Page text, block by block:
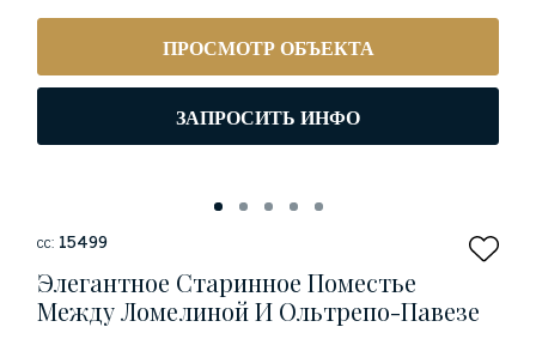
ПРОСМОТР ОБЪЕКТА
ЗАПРОСИТЬ ИНФО
сс: 15499
Элегантное Старинное Поместье
Между Ломелиной И Ольтрепо-Павезе